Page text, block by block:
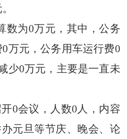
。
数为0万元，其中，公务
0万元，公务用车运行费0
少0万元，主要是一直未
0会议，人数0人，内容
办元旦等节庆、晚会、论